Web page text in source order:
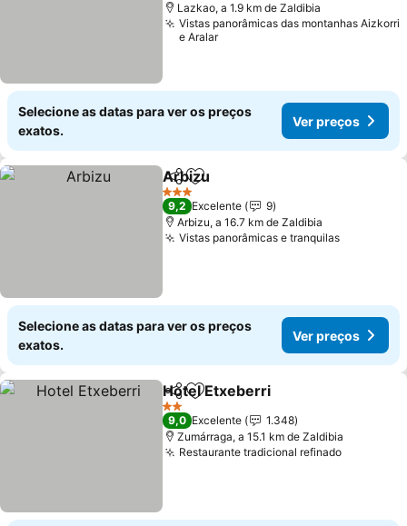
Lazkao, a 1.9 km de Zaldibia
Vistas panorâmicas das montanhas Aizkorri
e Aralar
Selecione as datas para ver os preços
exatos.
Ver preços
PartilharAdicionar aos favoritos
Arbizu
3 Estrelas
9,2 Excelente
9
Arbizu, a 16.7 km de Zaldibia
Vistas panorâmicas e tranquilasVer
Selecione as datas para ver os preços
exatos.
Ver preços
PartilharAdicionar aos favoritos
Hotel Etxeberri
2 Estrelas
9,0 Excelente
1.348
Zumárraga, a 15.1 km de Zaldibia
Restaurante tradicional refinadoVer